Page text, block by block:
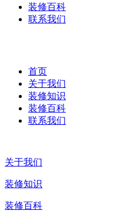
装修百科
联系我们
首页
关于我们
装修知识
装修百科
联系我们
关于我们
装修知识
装修百科